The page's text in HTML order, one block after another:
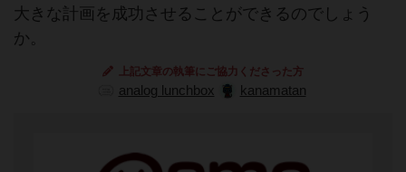
大きな計画を成功させることができるのでしょう
か。
上記文章の執筆にご協力くださった方
analog lunchbox kanamatan